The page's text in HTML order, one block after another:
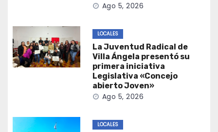
Ago 5, 2026
LOCALES
La Juventud Radical de
Villa Ángela presentó su
primera iniciativa
Legislativa «Concejo
abierto Joven»
Ago 5, 2026
LOCALES